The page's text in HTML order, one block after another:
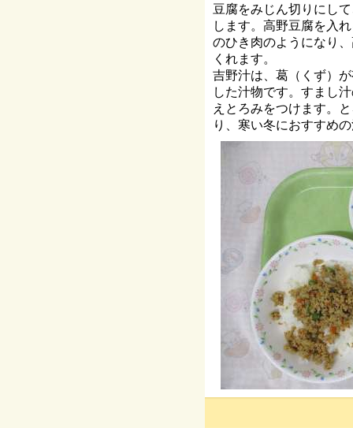
豆腐をみじん切りにし
します。高野豆腐を入
のひき肉のようになり
くれます。
吉野汁は、葛（くず）
した汁物です。すまし
えとろみをつけます。
り、寒い冬におすすめ